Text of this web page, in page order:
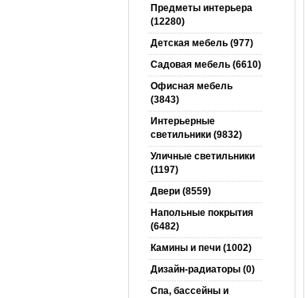
Предметы интерьера
(12280)
Детская мебель (977)
Садовая мебель (6610)
Офисная мебель
(3843)
Интерьерные
светильники (9832)
Уличные светильники
(1197)
Двери (8559)
Напольные покрытия
(6482)
Камины и печи (1002)
Дизайн-радиаторы (0)
Спа, бассейны и